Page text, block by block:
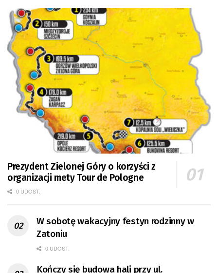
Prezydent Zielonej Góry o korzyści z
organizacji mety Tour de Pologne
0 UDOST.
W sobotę wakacyjny festyn rodzinny w
Zatoniu
0 UDOST.
Kończy się budowa hali przy ul.